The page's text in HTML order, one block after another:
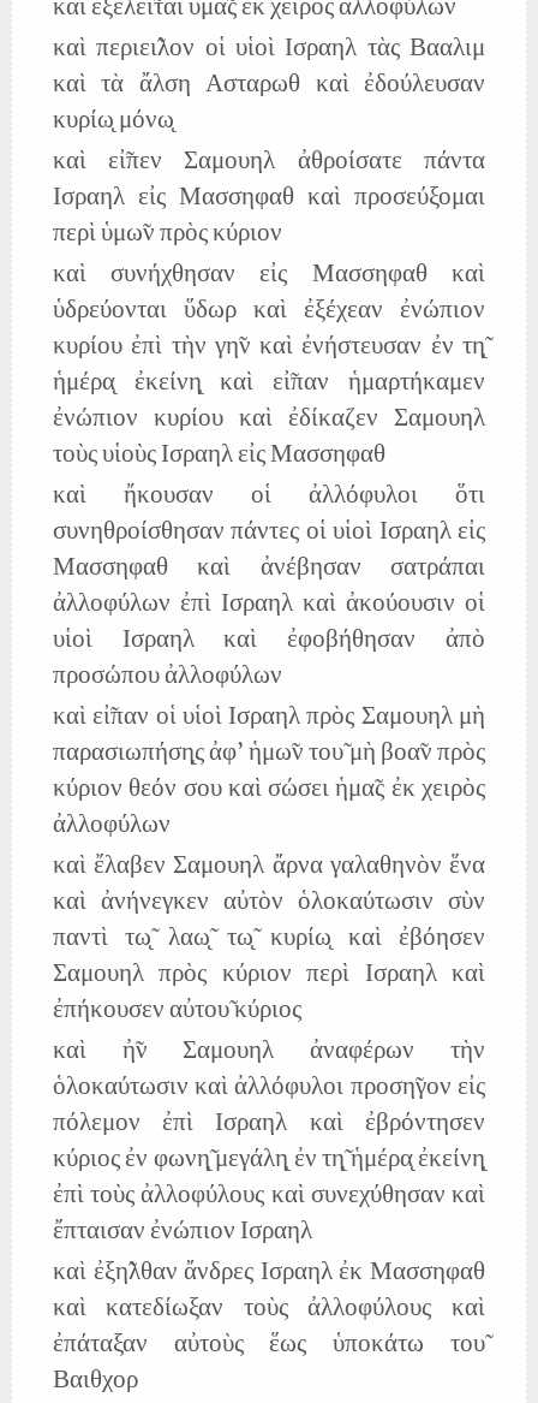
καὶ ἐξελει̃ται ὑμα̃ς ἐκ χειρὸς ἀλλοφύλων
καὶ περιει̃λον οἱ υἱοὶ Ισραηλ τὰς Βααλιμ
καὶ τὰ ἄλση Ασταρωθ καὶ ἐδούλευσαν
κυρίω̨ μόνω̨
καὶ εἰ̃πεν Σαμουηλ ἀθροίσατε πάντα
Ισραηλ εἰς Μασσηφαθ καὶ προσεύξομαι
περὶ ὑμω̃ν πρὸς κύριον
καὶ συνήχθησαν εἰς Μασσηφαθ καὶ
ὑδρεύονται ὕδωρ καὶ ἐξέχεαν ἐνώπιον
κυρίου ἐπὶ τὴν γη̃ν καὶ ἐνήστευσαν ἐν τη̨̃
ἡμέρα̨ ἐκείνη̨ καὶ εἰ̃παν ἡμαρτήκαμεν
ἐνώπιον κυρίου καὶ ἐδίκαζεν Σαμουηλ
τοὺς υἱοὺς Ισραηλ εἰς Μασσηφαθ
καὶ ἤκουσαν οἱ ἀλλόφυλοι ὅτι
συνηθροίσθησαν πάντες οἱ υἱοὶ Ισραηλ εἰς
Μασσηφαθ καὶ ἀνέβησαν σατράπαι
ἀλλοφύλων ἐπὶ Ισραηλ καὶ ἀκούουσιν οἱ
υἱοὶ Ισραηλ καὶ ἐφοβήθησαν ἀπὸ
προσώπου ἀλλοφύλων
καὶ εἰ̃παν οἱ υἱοὶ Ισραηλ πρὸς Σαμουηλ μὴ
παρασιωπήση̨ς ἀφ' ἡμω̃ν του̃ μὴ βοα̃ν πρὸς
κύριον θεόν σου καὶ σώσει ἡμα̃ς ἐκ χειρὸς
ἀλλοφύλων
καὶ ἔλαβεν Σαμουηλ ἄρνα γαλαθηνὸν ἕνα
καὶ ἀνήνεγκεν αὐτὸν ὁλοκαύτωσιν σὺν
παντὶ τω̨̃ λαω̨̃ τω̨̃ κυρίω̨ καὶ ἐβόησεν
Σαμουηλ πρὸς κύριον περὶ Ισραηλ καὶ
ἐπήκουσεν αὐτου̃ κύριος
καὶ ἠ̃ν Σαμουηλ ἀναφέρων τὴν
ὁλοκαύτωσιν καὶ ἀλλόφυλοι προση̃γον εἰς
πόλεμον ἐπὶ Ισραηλ καὶ ἐβρόντησεν
κύριος ἐν φωνη̨̃ μεγάλη̨ ἐν τη̨̃ ἡμέρα̨ ἐκείνη̨
ἐπὶ τοὺς ἀλλοφύλους καὶ συνεχύθησαν καὶ
ἔπταισαν ἐνώπιον Ισραηλ
καὶ ἐξη̃λθαν ἄνδρες Ισραηλ ἐκ Μασσηφαθ
καὶ κατεδίωξαν τοὺς ἀλλοφύλους καὶ
ἐπάταξαν αὐτοὺς ἕως ὑποκάτω του̃
Βαιθχορ